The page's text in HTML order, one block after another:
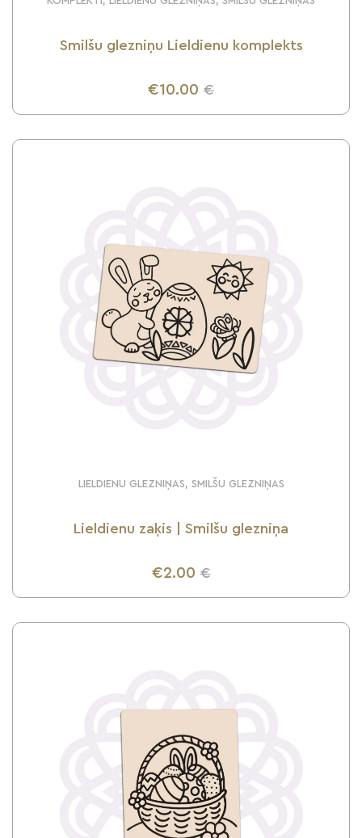
Smilšu glezniņu Lieldienu komplekts
€10.00 €
UZZINI VAIRĀK
LIELDIENU GLEZNIŅAS, SMILŠU GLEZNIŅAS
Lieldienu zaķis | Smilšu glezniņa
€2.00 €
UZZINI VAIRĀK